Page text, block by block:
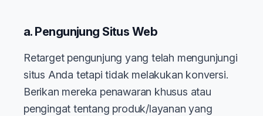
a. Pengunjung Situs Web
Retarget pengunjung yang telah mengunjungi
situs Anda tetapi tidak melakukan konversi.
Berikan mereka penawaran khusus atau
pengingat tentang produk/layanan yang